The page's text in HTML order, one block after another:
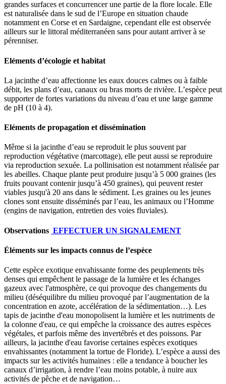
grandes surfaces et concurrencer une partie de la flore locale. Elle
est naturalisée dans le sud de l’Europe en situation chaude
notamment en Corse et en Sardaigne, cependant elle est observée
ailleurs sur le littoral méditerranéen sans pour autant arriver à se
pérenniser.
Eléments d’écologie et habitat
La jacinthe d’eau affectionne les eaux douces calmes ou à faible
débit, les plans d’eau, canaux ou bras morts de rivière. L’espèce peut
supporter de fortes variations du niveau d’eau et une large gamme
de pH (10 à 4).
Eléments de propagation et dissémination
Même si la jacinthe d’eau se reproduit le plus souvent par
reproduction végétative (marcottage), elle peut aussi se reproduire
via reproduction sexuée. La pollinisation est notamment réalisée par
les abeilles. Chaque plante peut produire jusqu’à 5 000 graines (les
fruits pouvant contenir jusqu’à 450 graines), qui peuvent rester
viables jusqu'à 20 ans dans le sédiment. Les graines ou les jeunes
clones sont ensuite disséminés par l’eau, les animaux ou l’Homme
(engins de navigation, entretien des voies fluviales).
Observations EFFECTUER UN SIGNALEMENT
Éléments sur les impacts connus de l’espèce
Cette espèce exotique envahissante forme des peuplements très
denses qui empêchent le passage de la lumière et les échanges
gazeux avec l'atmosphère, ce qui provoque des changements du
milieu (déséquilibre du milieu provoqué par l’augmentation de la
concentration en azote, accélération de la sédimentation…). Les
tapis de jacinthe d'eau monopolisent la lumière et les nutriments de
la colonne d'eau, ce qui empêche la croissance des autres espèces
végétales, et parfois même des invertébrés et des poissons. Par
ailleurs, la jacinthe d'eau favorise certaines espèces exotiques
envahissantes (notamment la tortue de Floride). L’espèce a aussi des
impacts sur les activités humaines : elle a tendance à boucher les
canaux d’irrigation, à rendre l’eau moins potable, à nuire aux
activités de pêche et de navigation…